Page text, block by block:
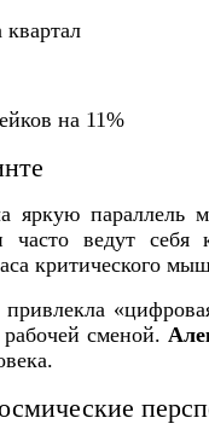
на 11%
яркую параллель
часто ведут
критического
сменой.